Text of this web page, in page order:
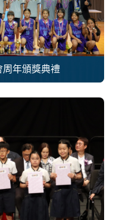
周年頒獎典禮